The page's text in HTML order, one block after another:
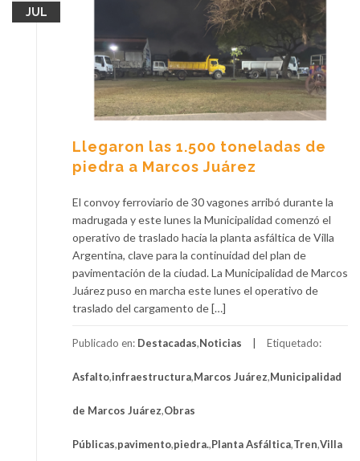
JUL
Llegaron las 1.500 toneladas de
piedra a Marcos Juárez
El convoy ferroviario de 30 vagones arribó durante la
madrugada y este lunes la Municipalidad comenzó el
operativo de traslado hacia la planta asfáltica de Villa
Argentina, clave para la continuidad del plan de
pavimentación de la ciudad. La Municipalidad de Marcos
Juárez puso en marcha este lunes el operativo de
traslado del cargamento de […]
Publicado en: Destacadas,Noticias Etiquetado:
Asfalto,infraestructura,Marcos Juárez,Municipalidad
de Marcos Juárez,Obras
Públicas,pavimento,piedra.,Planta Asfáltica,Tren,Villa